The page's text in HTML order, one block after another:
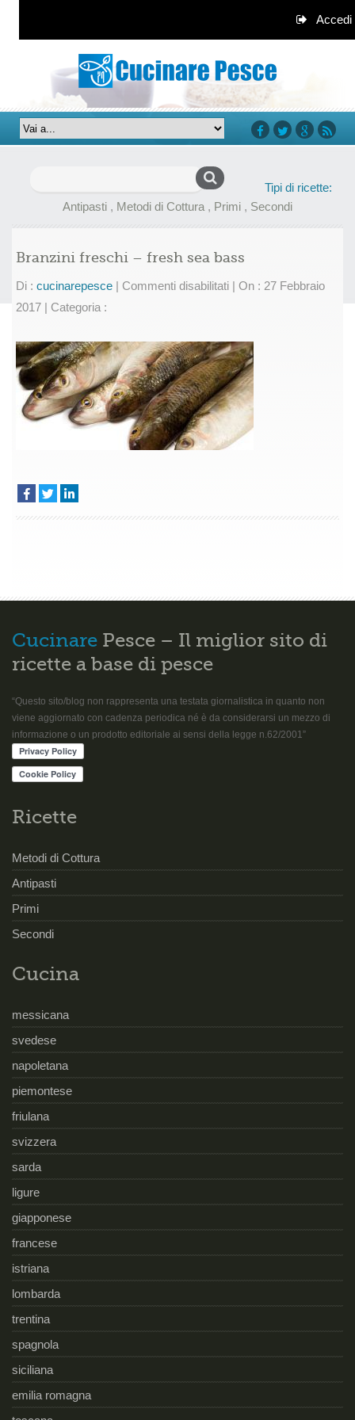
Accedi
Tipi di ricette:
Antipasti , Metodi di Cottura , Primi , Secondi
Branzini freschi – fresh sea bass
Di : cucinarepesce | Commenti disabilitatisu
–
fresh
sea
bass
| On : 27 Febbraio
2017 | Categoria :
Cucinare Pesce – Il miglior sito di
ricette a base di pesce
“Questo sito/blog non rappresenta una testata giornalistica in quanto non
viene aggiornato con cadenza periodica né è da considerarsi un mezzo di
informazione o un prodotto editoriale ai sensi della legge n.62/2001”
Ricette
Metodi di Cottura
Antipasti
Primi
Secondi
Cucina
messicana
svedese
napoletana
piemontese
friulana
svizzera
sarda
ligure
giapponese
francese
istriana
lombarda
trentina
spagnola
siciliana
emilia romagna